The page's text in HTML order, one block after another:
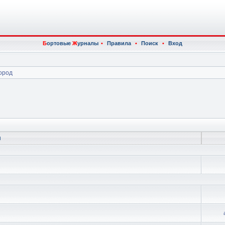
БортовыеЖурналы • Правила • Поиск • Вход